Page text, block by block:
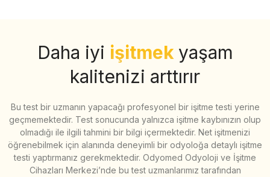
Daha iyi işitmek yaşam
kalitenizi arttırır
Bu test bir uzmanın yapacağı profesyonel bir işitme testi yerine
geçmemektedir. Test sonucunda yalnızca işitme kaybınızın olup
olmadığı ile ilgili tahmini bir bilgi içermektedir. Net işitmenizi
öğrenebilmek için alanında deneyimli bir odyoloğa detaylı işitme
testi yaptırmanız gerekmektedir. Odyomed Odyoloji ve İşitme
Cihazları Merkezi’nde bu test uzmanlarımız tarafından